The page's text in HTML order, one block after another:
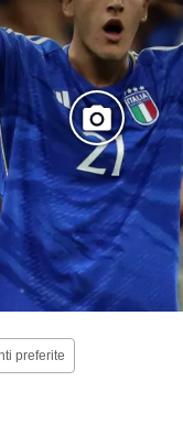
preferite